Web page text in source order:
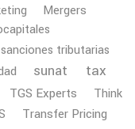
Mergers
sanciones tributarias
sunat
tax
TGS Experts
Think
Transfer Pricing